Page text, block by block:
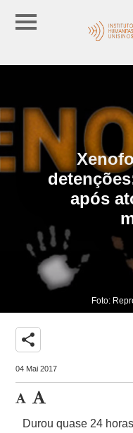
após
Foto:
share
04 Mai 2017
Durou quase 24